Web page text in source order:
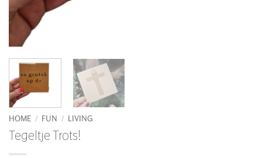
HOME / FUN / LIVING
Tegeltje Trots!